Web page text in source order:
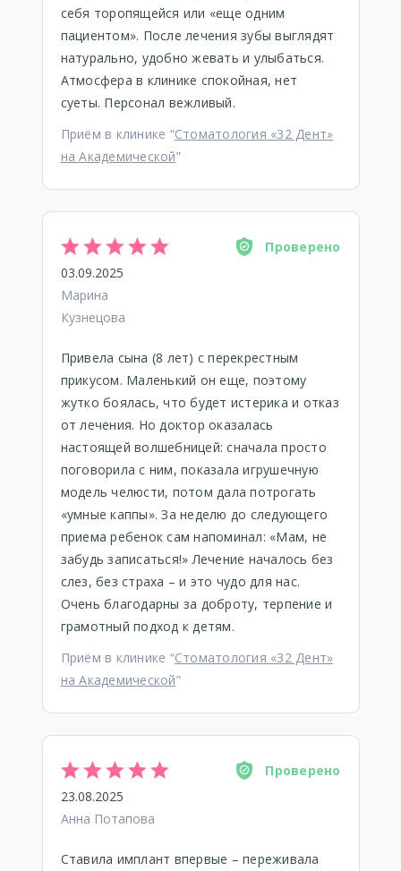
себя торопящейся или «еще одним
пациентом». После лечения зубы выглядят
натурально, удобно жевать и улыбаться.
Атмосфера в клинике спокойная, нет
суеты. Персонал вежливый.
Приём в клинике “Стоматология «32 Дент»
на Академической”
Проверено
03.09.2025
Марина
Кузнецова
Привела сына (8 лет) с перекрестным
прикусом. Маленький он еще, поэтому
жутко боялась, что будет истерика и отказ
от лечения. Но доктор оказалась
настоящей волшебницей: сначала просто
поговорила с ним, показала игрушечную
модель челюсти, потом дала потрогать
«умные каппы». За неделю до следующего
приема ребенок сам напоминал: «Мам, не
забудь записаться!» Лечение началось без
слез, без страха – и это чудо для нас.
Очень благодарны за доброту, терпение и
грамотный подход к детям.
Приём в клинике “Стоматология «32 Дент»
на Академической”
Проверено
23.08.2025
Анна Потапова
Ставила имплант впервые – переживала